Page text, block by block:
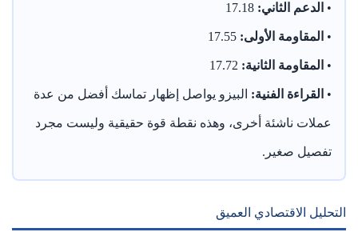
• الدعم الثاني:
• المقاومة الأولى:
• المقاومة الثانية:
• القراءة الفنية: البيزو يواصل إظهار تماسك أفضل من عدة
عملات ناشئة أخرى، وهذه نقطة قوة حقيقية وليست مجرد
تفصيل صغير.
التحليل الاقتصادي العميق